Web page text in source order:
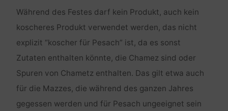
Während des Festes darf kein Produkt, auch kein
koscheres Produkt verwendet werden, das nicht
explizit “koscher für Pesach” ist, da es sonst
Zutaten enthalten könnte, die Chamez sind oder
Spuren von Chametz enthalten. Das gilt etwa auch
für die Mazzes, die während des ganzen Jahres
gegessen werden und für Pesach ungeeignet sein